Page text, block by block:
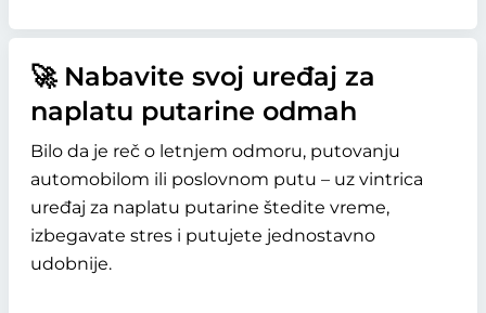
🚀 Nabavite svoj uređaj za
naplatu putarine odmah
Bilo da je reč o letnjem odmoru, putovanju
automobilom ili poslovnom putu – uz vintrica
uređaj za naplatu putarine štedite vreme,
izbegavate stres i putujete jednostavno
udobnije.